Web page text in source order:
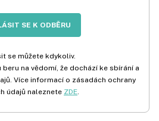
SE K ODBĚRU
se můžete kdykoliv.
na vědomí, že dochází ke sbírání a
Více informací o zásadách ochrany
údajů naleznete ZDE.